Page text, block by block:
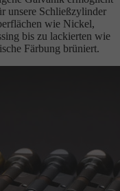
unsere Schließzylinder
wie Nickel,
bis zu lackierten wie
Färbung brüniert.